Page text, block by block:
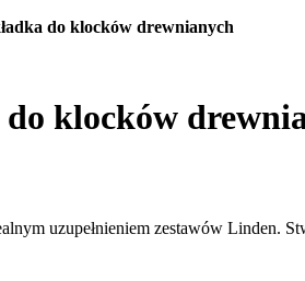
do klocków drewnianych
klocków
uzupełnieniem zestawów Linden.